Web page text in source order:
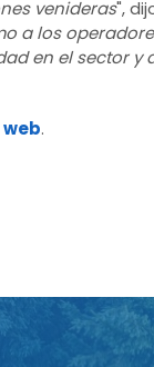
venideras",
a los
en el sector
.